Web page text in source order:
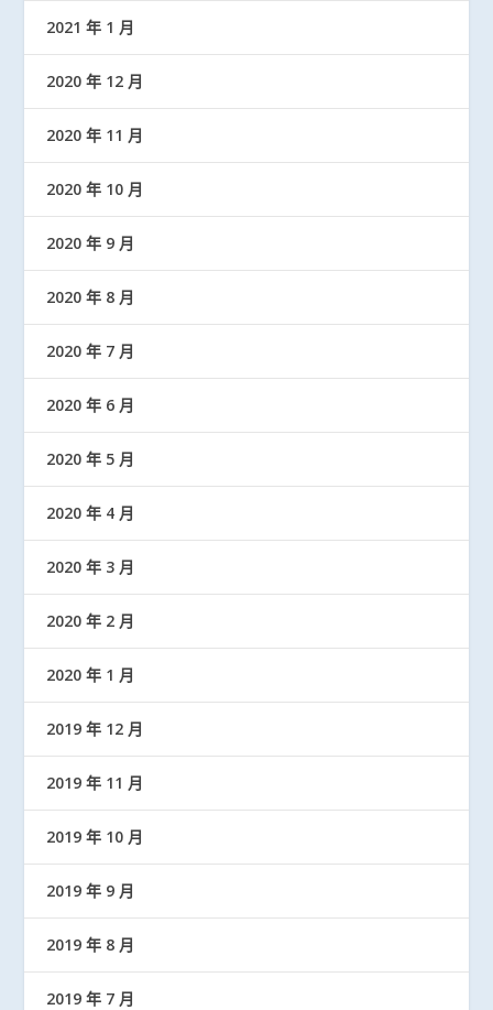
2021 年 1 月
2020 年 12 月
2020 年 11 月
2020 年 10 月
2020 年 9 月
2020 年 8 月
2020 年 7 月
2020 年 6 月
2020 年 5 月
2020 年 4 月
2020 年 3 月
2020 年 2 月
2020 年 1 月
2019 年 12 月
2019 年 11 月
2019 年 10 月
2019 年 9 月
2019 年 8 月
2019 年 7 月